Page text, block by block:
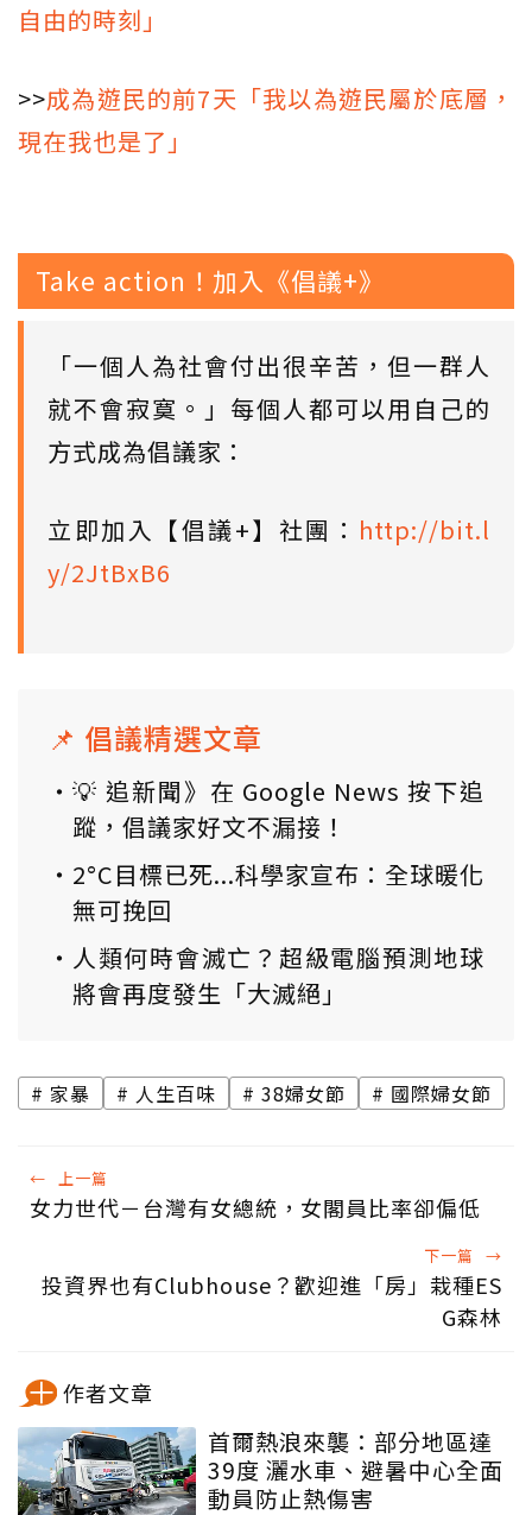
自由的時刻」
>>成為遊民的前7天「我以為遊民屬於底層，
現在我也是了」
Take action！加入《倡議+》
「一個人為社會付出很辛苦，但一群人
就不會寂寞。」每個人都可以用自己的
方式成為倡議家：
立即加入【倡議+】社團： http://bit.l
y/2JtBxB6
📌 倡議精選文章
💡 追新聞》在 Google News 按下追
蹤，倡議家好文不漏接！
2°C目標已死...科學家宣布：全球暖化
無可挽回
人類何時會滅亡？超級電腦預測地球
將會再度發生「大滅絕」
家暴 人生百味 38婦女節 國際婦女節
← 上一篇
女力世代－台灣有女總統，女閣員比率卻偏低
下一篇 →
投資界也有Clubhouse？歡迎進「房」栽種ES
G森林
作者文章
首爾熱浪來襲：部分地區達
39度 灑水車、避暑中心全面
動員防止熱傷害